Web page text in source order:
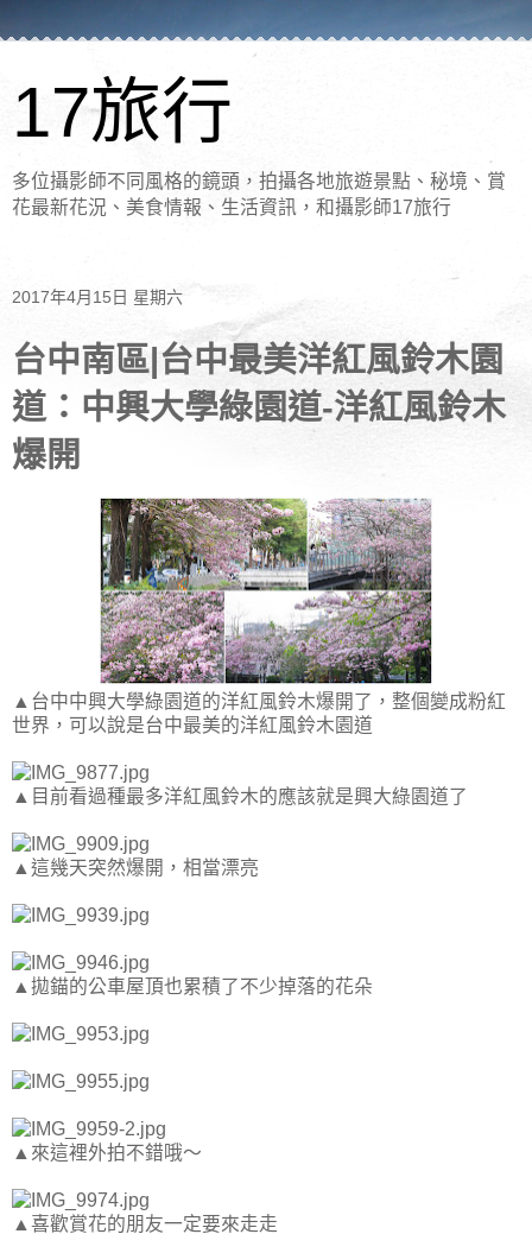
17旅行
多位攝影師不同風格的鏡頭，拍攝各地旅遊景點、秘境、賞
花最新花況、美食情報、生活資訊，和攝影師17旅行
2017年4月15日 星期六
台中南區|台中最美洋紅風鈴木園
道：中興大學綠園道-洋紅風鈴木
爆開
▲台中中興大學綠園道的洋紅風鈴木爆開了，整個變成粉紅
世界，可以說是台中最美的洋紅風鈴木園道
▲目前看過種最多洋紅風鈴木的應該就是興大綠園道了
▲這幾天突然爆開，相當漂亮
▲拋錨的公車屋頂也累積了不少掉落的花朵
▲來這裡外拍不錯哦～
▲喜歡賞花的朋友一定要來走走